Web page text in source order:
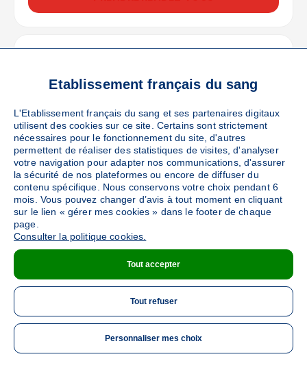
ME
Collecte Mobile
DÉTAILS DE LA COLLECTE
LORIENT(2 Rue le Coat Saint-Haouen - 56100)
Collecte Mobile Sang
Le mercredi 14 octobre de 12h à 16h
DÉTAILS DE LA COLLECTE
Etablissement français du sang
L'Etablissement français du sang et ses partenaires digitaux
utilisent des cookies sur ce site. Certains sont strictement
nécessaires pour le fonctionnement du site, d'autres
permettent de réaliser des statistiques de visites, d'analyser
votre navigation pour adapter nos communications, d'assurer
la sécurité de nos plateformes ou encore de diffuser du
contenu spécifique. Nous conservons votre choix pendant 6
mois. Vous pouvez changer d’avis à tout moment en cliquant
sur le lien « gérer mes cookies » dans le footer de chaque
page.
Consulter la politique cookies.
Tout accepter
Tout refuser
Personnaliser mes choix